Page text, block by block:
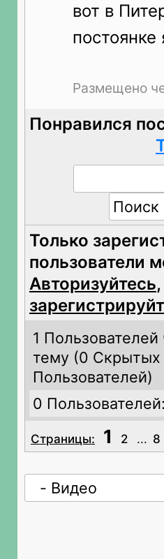
вот в
Размещено
Понравился
Только
пользователи
Авторизуйтесь
1 Пользователей
тему (0 Скрытых
Пользователей)
0 Пользователей:
Страницы: 1 2 ... 8